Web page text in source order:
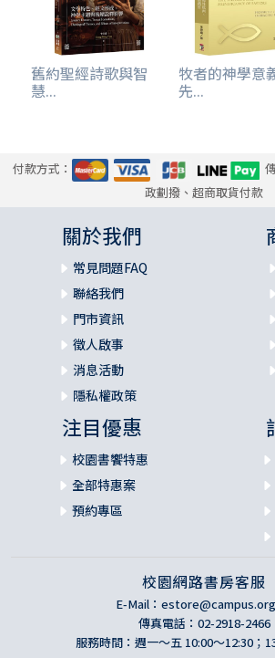
舊約聖經詩歌與智
慧...
牧者的神學意
先...
付款方式：
政劃撥、超商取貨付款
關於我們
常見問題FAQ
聯絡我們
門市資訊
徵人啟事
消息活動
隱私權政策
注目優惠
校園書饗特惠
全部特惠案
預約專區
校園網路書房客服
E-Mail：
傳真電話：02-2918-2466
服務時間：週一～五 10:00～12:30；